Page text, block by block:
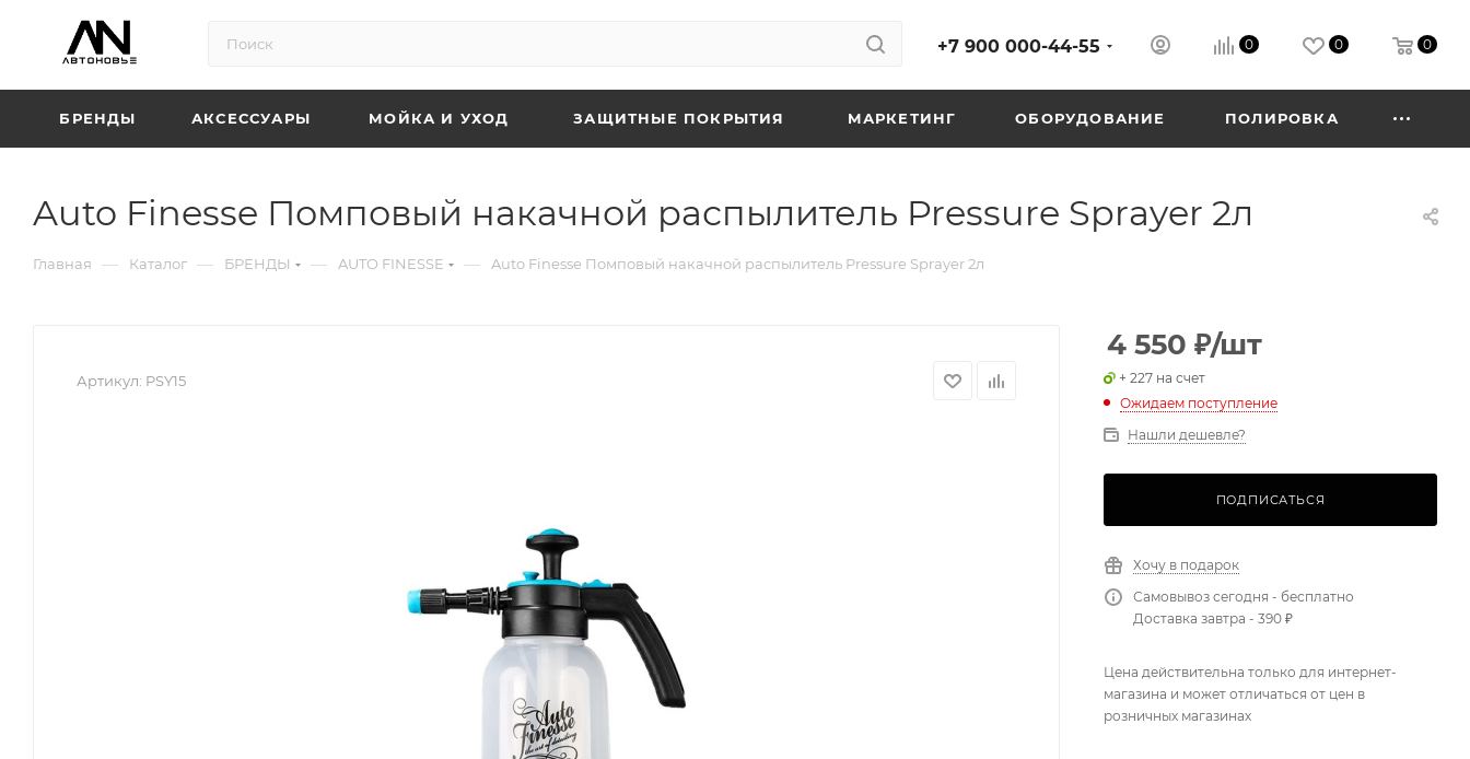
+7 900 000-44-55 0 0 0
БРЕНДЫ АКСЕССУАРЫ МОЙКА И УХОД ЗАЩИТНЫЕ ПОКРЫТИЯ МАРКЕТИНГ ОБОРУДОВАНИЕ ПОЛИРОВКА
Auto Finesse Помповый накачной распылитель Pressure Sprayer 2л
Главная — Каталог — БРЕНДЫ — AUTO FINESSE — Auto Finesse Помповый накачной распылитель Pressure Sprayer 2л
Артикул: PSY15
4 550 ₽/шт
+ 227 на счет
Ожидаем поступление
Нашли дешевле?
ПОДПИСАТЬСЯ
Хочу в подарок
Самовывоз сегодня - бесплатно
Доставка завтра - 390 ₽
Цена действительна только для интернет-
магазина и может отличаться от цен в
розничных магазинах